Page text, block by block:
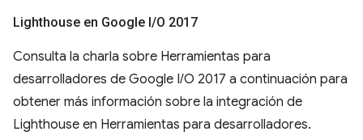
Lighthouse en Google I/O 2017
Consulta la charla sobre Herramientas para
desarrolladores de Google I/O 2017 a continuación para
obtener más información sobre la integración de
Lighthouse en Herramientas para desarrolladores.